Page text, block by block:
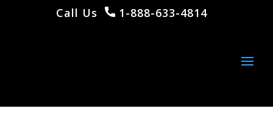
Call Us 1-888-633-4814